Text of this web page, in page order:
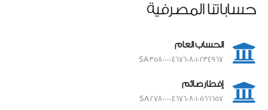
حساباتنا المصرفية
الحساب العام
SA 3580000467608010234967
إفطار صائم
SA 2780000467608010566657